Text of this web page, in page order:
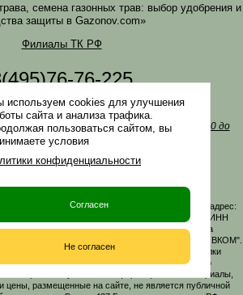
семена газонных трав: выбор удобрения и
защиты в Gazonov.com»
Филиалы ТК РФ
76-225
76-335
почтаinfo@gazonov.com
четверг с 10:00 до 18:00, пятница - с 10:00 до
17:00
Наши награды и письма
конфиденциальности
Заказать обратный звонок
«ГАЗОНОВКОМ» Юридический адрес:
ш., д. 100, стр. 2, этаж 01, помещение 3106 ИНН
ОГРН 1167746161219. Все материалы сайта
авторским правом и принадлежат ООО "ГАЗОНОВКОМ".
материалов сайта без активной гиперссылки
сайт и его содержимое носит исключительно
и ни при каких условиях информационные материалы,
и цены, размещенные на сайте, не является публичной
используем cookies для улучшения
сайта и анализа трафика.
пользоваться сайтом, вы
условия
конфиденциальности
Согласен
Не согласен